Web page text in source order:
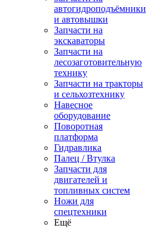
автогидроподъёмники
и автовышки
Запчасти на
экскаваторы
Запчасти на
лесозаготовительную
технику
Запчасти на тракторы
и сельхозтехнику
Навесное
оборудование
Поворотная
платформа
Гидравлика
Палец / Втулка
Запчасти для
двигателей и
топливных систем
Ножи для
спецтехники
Ещё